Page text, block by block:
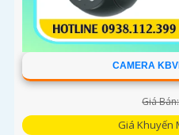
CAMERA
Giá
Giá Khuyến